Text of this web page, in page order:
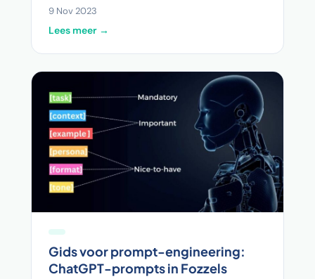
9 Nov 2023
Lees meer →
Gids voor prompt-engineering:
ChatGPT-prompts in Fozzels